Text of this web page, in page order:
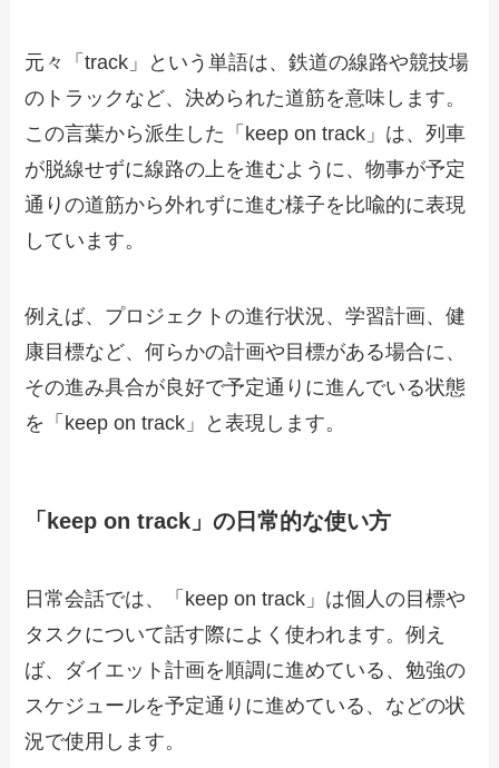
元々「track」という単語は、鉄道の線路や競技場
のトラックなど、決められた道筋を意味します。
この言葉から派生した「keep on track」は、列車
が脱線せずに線路の上を進むように、物事が予定
通りの道筋から外れずに進む様子を比喩的に表現
しています。
例えば、プロジェクトの進行状況、学習計画、健
康目標など、何らかの計画や目標がある場合に、
その進み具合が良好で予定通りに進んでいる状態
を「keep on track」と表現します。
「keep on track」の日常的な使い方
日常会話では、「keep on track」は個人の目標や
タスクについて話す際によく使われます。例え
ば、ダイエット計画を順調に進めている、勉強の
スケジュールを予定通りに進めている、などの状
況で使用します。